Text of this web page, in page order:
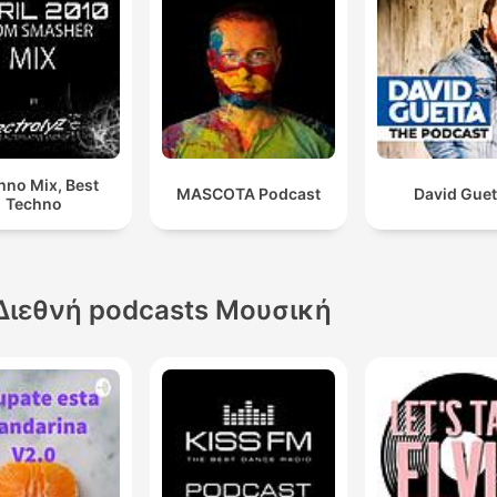
Mix, Best
Techno
MASCOTA Podcast David
podcasts Μουσική